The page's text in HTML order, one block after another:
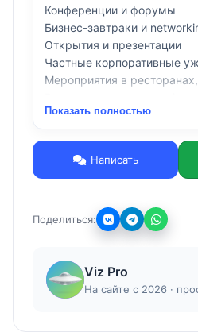
Конференции и форумы
Бизнес-завтраки и
Открытия и презентации
Частные корпоративные
Мероприятия в
Мы работаем по всему
Показать полностью
Написать
Поделиться:
Viz Pro
На сайте с 2026 ·